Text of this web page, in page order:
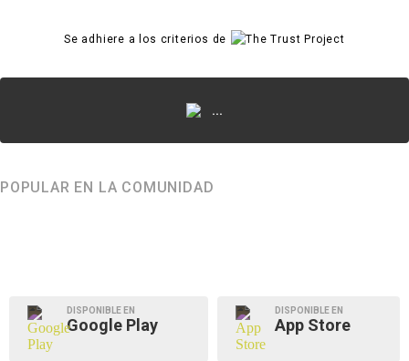
Se adhiere a los criterios de
...
POPULAR EN LA COMUNIDAD
DISPONIBLE EN
Google Play
DISPONIBLE EN
App Store